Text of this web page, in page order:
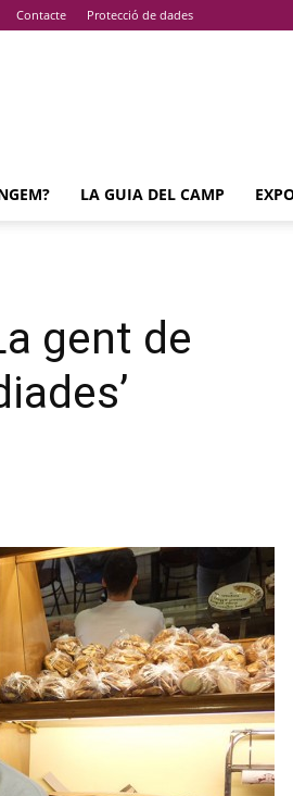
Contacte Protecció de dades
LA GUIA DEL CAMP
gent de